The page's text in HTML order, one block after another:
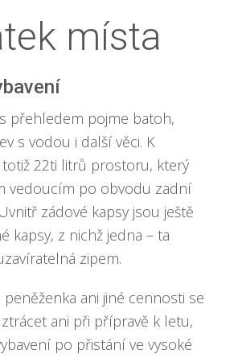
místa
přehledem pojme batoh,
s vodou i další věci. K
22ti litrů prostoru, který
vedoucím po obvodu zadní
zádové kapsy jsou ještě
kapsy, z nichž jedna – ta
zipem.
peněženka ani jiné cennosti se
ani při přípravě k letu,
po přistání ve vysoké